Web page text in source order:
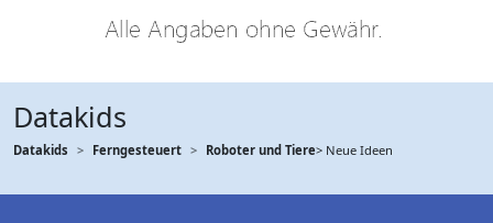
Datakids
Datakids Ferngesteuert Roboter und Tiere> Neue Ideen